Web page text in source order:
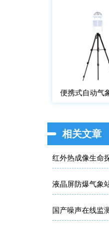
便携式自动气
相关文章
液晶屏防爆气象
国产噪声在线监